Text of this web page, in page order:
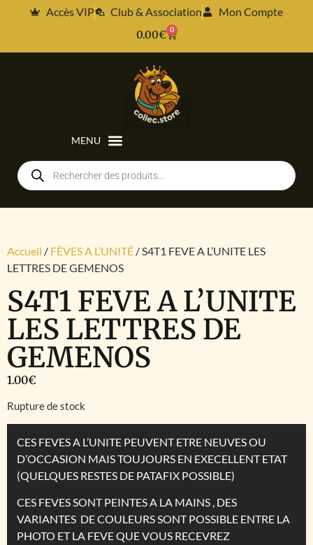
Accès VIP Club & Association
Mon Compte
0.00€ 0
Accueil / FÈVES A L’UNITÉ / S4T1 FEVE A L’UNITE LES
LETTRES DE GEMENOS
S4T1 FEVE A L’UNITE
LES LETTRES DE
GEMENOS
1.00€
Rupture de stock
CES FEVES A L’UNITE PEUVENT ETRE NEUVES OU
D’OCCASION MAIS TOUJOURS EN EXECELLENT ETAT
(QUELQUES RESTES DE PATAFIX POSSIBLE)
CES FEVES SONT PEINTES A LA MAINS , DES
VARIANTES DE COULEURS SONT POSSIBLE ENTRE LA
PHOTO ET LA FEVE QUE VOUS RECEVREZ